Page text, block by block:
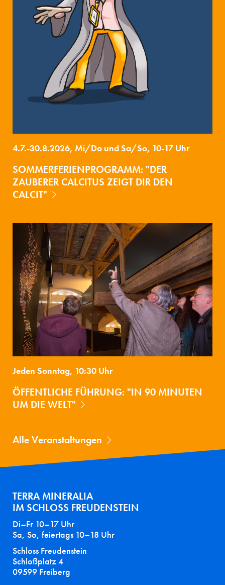
4.7.-30.8.2026, Mi/Do und Sa/So, 10-17 Uhr
SOMMERFERIENPROGRAMM: "DER
ZAUBERER CALCITUS ZEIGT DIR DEN
CALCIT"
Jeden Sonntag, 10:30 Uhr
ÖFFENTLICHE FÜHRUNG: "IN 90 MINUTEN
UM DIE WELT"
Alle Veranstaltungen
TERRA MINERALIA
IM SCHLOSS FREUDENSTEIN
Di–Fr 10–17 Uhr
Sa, So, feiertags 10–18 Uhr
Schloss Freudenstein
Schloßplatz 4
09599 Freiberg